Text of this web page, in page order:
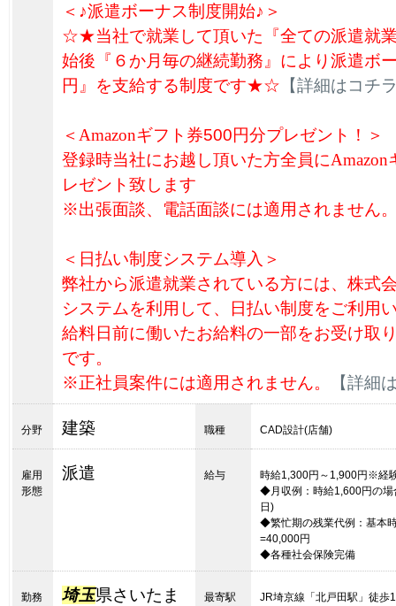
＜♪派遣ボーナス制度開始♪＞
☆★当社で就業して頂いた『全ての派遣就
始後『６か月毎の継続勤務』により派遣ボ
円』を支給する制度です★☆ 【詳細はコチ
＜ Amazonギフト券500円分プレゼント！＞
登録時当社にお越し頂いた方全員にAmazon
レゼント致します
※出張面談、電話面談には適用されません
＜日払い制度システム導入＞
弊社から派遣就業されている方には、株式
システムを利用して、日払い制度をご利用
給料日前に働いたお給料の一部をお受け取
です。
※正社員案件には適用されません。
【詳細
分野 建築 職種 CAD設計(店舗)
雇用
形態
派遣 給与
時給1,300円～1,900円※経
◆月収例：時給1,600円の
日)
◆繁忙期の残業代例：基本
=40,000円
◆各種社会保険完備
勤務
埼玉県さいたま
最寄駅 JR埼京線「北戸田駅」徒歩